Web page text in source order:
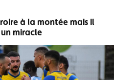
à la montée mais il
miracle